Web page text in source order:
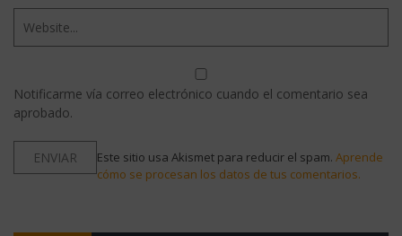
Notificarme vía correo electrónico cuando el comentario sea
aprobado.
Este sitio usa Akismet para reducir el spam. Aprende
cómo se procesan los datos de tus comentarios.